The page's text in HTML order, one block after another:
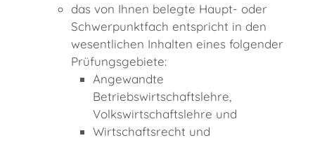
das von Ihnen belegte Haupt- oder
Schwerpunktfach entspricht in den
wesentlichen Inhalten eines folgender
Prüfungsgebiete:
Angewandte
Betriebswirtschaftslehre,
Volkswirtschaftslehre und
Wirtschaftsrecht und